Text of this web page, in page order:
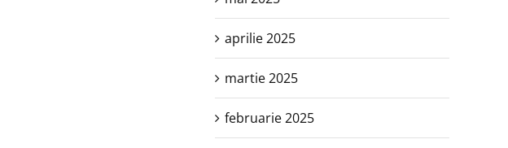
aprilie 2025
martie 2025
februarie 2025